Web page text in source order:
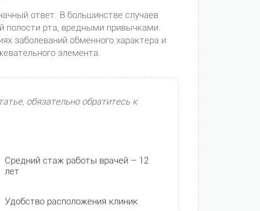
ответ. В большинстве случаев
полости рта, вредными привычками.
заболеваний обменного характера и
элемента.
обязательно обратитесь к
Средний стаж работы врачей – 12
лет
Удобство расположения клиник